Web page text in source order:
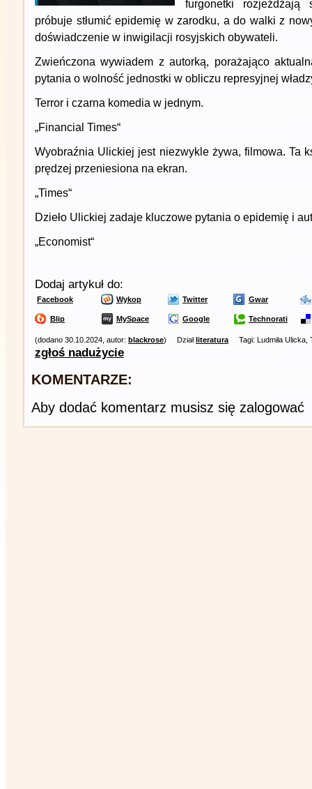
furgonetki
próbuje stłumić epidemię w zarodku, a do walki z
doświadczenie w inwigilacji rosyjskich obywateli.
Zwieńczona wywiadem z autorką, porażająco
pytania o wolność jednostki w obliczu represyjnej
Terror i czarna komedia w jednym.
„Financial Times“
Wyobraźnia Ulickiej jest niezwykle żywa, filmowa. Ta
prędzej przeniesiona na ekran.
„Times“
Dzieło Ulickiej zadaje kluczowe pytania o epidemię i
„Economist“
Dodaj artykuł do:
Facebook Wykop Twitter Gwar
Blip MySpace Google Technorati
(dodano 30.10.2024, autor: blackrose) Działliteratura Tagi: Ludmiła Ulicka,
zgłoś nadużycie
KOMENTARZE:
Aby dodać komentarz musisz się zalogować